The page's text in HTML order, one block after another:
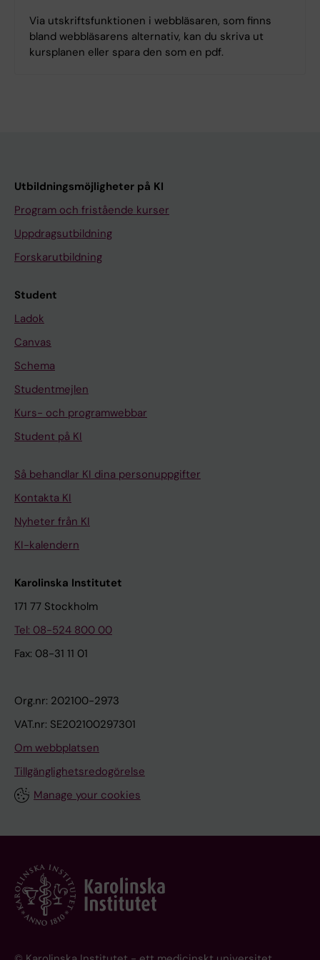
Via utskriftsfunktionen i webbläsaren, som finns
bland webbläsarens alternativ, kan du skriva ut
kursplanen eller spara den som en pdf.
Utbildningsmöjligheter på KI
Program och fristående kurser
Uppdragsutbildning
Forskarutbildning
Student
Ladok
Canvas
Schema
Studentmejlen
Kurs- och programwebbar
Student på KI
Så behandlar KI dina personuppgifter
Kontakta KI
Nyheter från KI
KI-kalendern
Karolinska Institutet
171 77 Stockholm
Tel: 08-524 800 00
Fax: 08-31 11 01
Org.nr: 202100-2973
VAT.nr: SE202100297301
Om webbplatsen
Tillgänglighetsredogörelse
Manage your cookies